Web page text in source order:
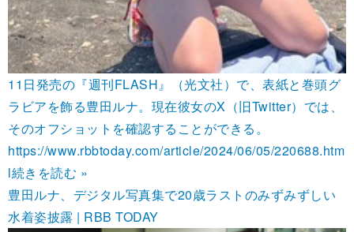
11日発売の『週刊FLASH』（光文社）で、表紙と巻頭グ
ラビアを飾る豊田ルナ。現在彼女のX（旧Twitter）では、
そのオフショットを確認することができる。
https://www.rbbtoday.com/article/2024/06/05/220688.htm
l続きを読む »
豊田ルナ、デジタル写真集で20歳ラストのみずみずしい
水着姿披露 | RBB TODAY